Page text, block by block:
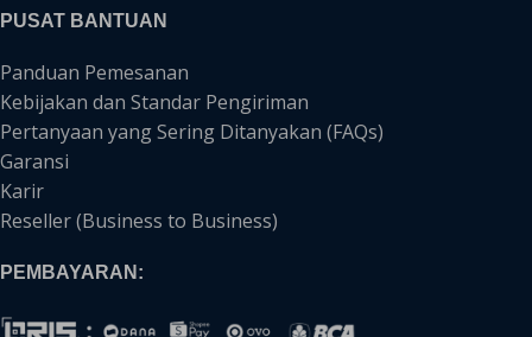
PUSAT BANTUAN
Panduan Pemesanan
Kebijakan dan Standar Pengiriman
Pertanyaan yang Sering Ditanyakan (FAQs)
Garansi
Karir
Reseller (Business to Business)
PEMBAYARAN: